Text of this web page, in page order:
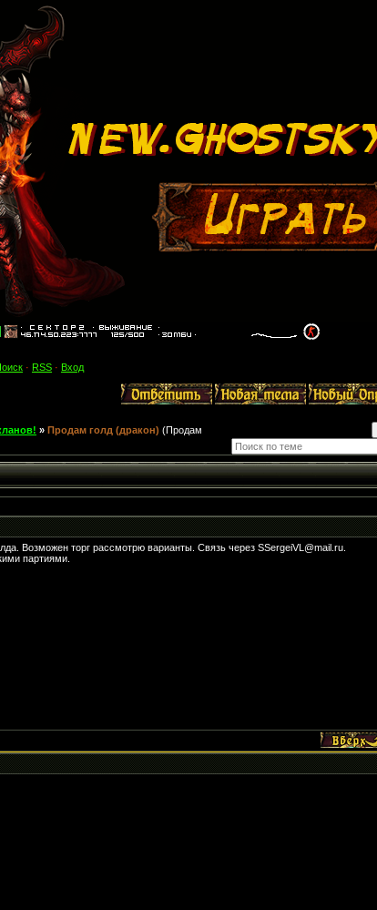
· RSS · Вход
» Продам голд (дракон) (Продам
Возможен торг рассмотрю варианты. Связь через SSergeiVL@mail.ru.
партиями.